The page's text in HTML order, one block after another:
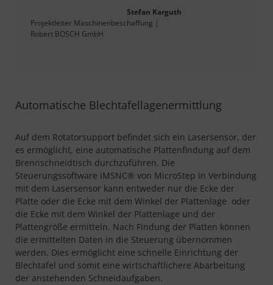
Stefan Karguth
Projektleiter Maschinenbeschaffung |
Robert BOSCH GmbH
Automatische Blechtafellagenermittlung
Auf dem Rotatorsupport befindet sich ein Lasersensor, der
es ermöglicht, eine automatische Plattenfindung auf dem
Brennschneidtisch durchzuführen. Die
Steuerungssoftware iMSNC® von MicroStep in Verbindung
mit dem Lasersensor kann entweder nur die Ecke der
Platte oder die Ecke mit dem Winkel der Plattenlage oder
die Ecke mit dem Winkel der Plattenlage und der
Plattengröße ermitteln. Nach Findung der Platten können
die ermittelten Daten in die Steuerung übernommen
werden. Dies ermöglicht eine schnelle Einrichtung der
Blechtafel und somit eine wirtschaftlichere Abarbeitung
der anstehenden Schneidaufgaben.